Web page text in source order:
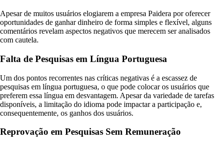
Apesar de muitos usuários elogiarem a empresa Paidera por oferecer
oportunidades de ganhar dinheiro de forma simples e flexível, alguns
comentários revelam aspectos negativos que merecem ser analisados
com cautela.
Falta de Pesquisas em Língua Portuguesa
Um dos pontos recorrentes nas críticas negativas é a escassez de
pesquisas em língua portuguesa, o que pode colocar os usuários que
preferem essa língua em desvantagem. Apesar da variedade de tarefas
disponíveis, a limitação do idioma pode impactar a participação e,
consequentemente, os ganhos dos usuários.
Reprovação em Pesquisas Sem Remuneração